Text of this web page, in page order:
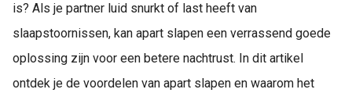
is? Als je partner luid snurkt of last heeft van
slaapstoornissen, kan apart slapen een verrassend goede
oplossing zijn voor een betere nachtrust. In dit artikel
ontdek je de voordelen van apart slapen en waarom het